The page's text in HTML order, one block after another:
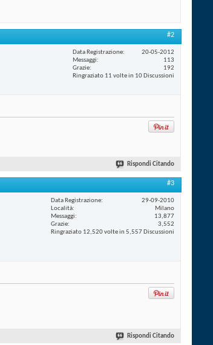
#2
Data Registrazione
20-05-2012
Messaggi
113
Grazie
192
Ringraziato 11 volte in 10 Discussioni
Rispondi Citando
#3
Data Registrazione
29-09-2010
Località
Milano
Messaggi
13,877
Grazie
3,552
Ringraziato 12,520 volte in 5,557 Discussioni
Rispondi Citando